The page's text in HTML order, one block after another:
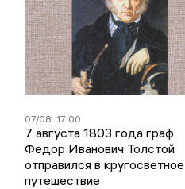
07/08 17:00
7 августа 1803 года граф
Федор Иванович Толстой
отправился в кругосветное
путешествие